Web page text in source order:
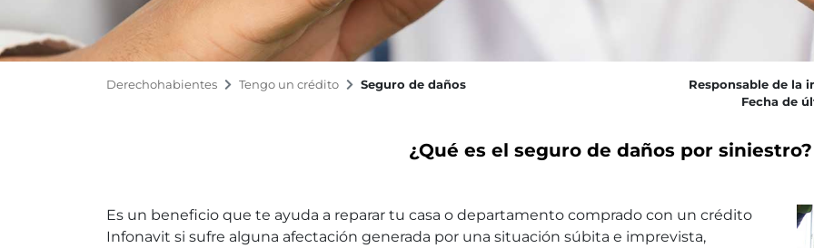
Derechohabientes Tengo un crédito Seguro de daños
Responsable de la
Fecha de
¿Qué es el seguro de daños por siniestro?
Es un beneficio que te ayuda a reparar tu casa o departamento comprado con un crédito
Infonavit si sufre alguna afectación generada por una situación súbita e imprevista,